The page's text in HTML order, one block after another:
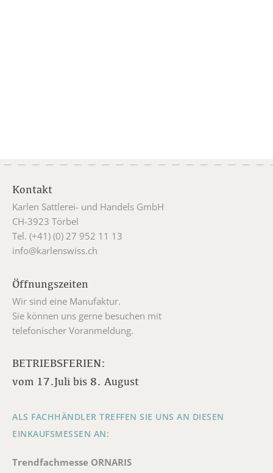
Kontakt
Karlen Sattlerei- und Handels GmbH
CH-3923 Törbel
Tel. (+41) (0) 27 952 11 13
info@karlenswiss.ch
Öffnungszeiten
Wir sind eine Manufaktur.
Sie können uns gerne besuchen mit
telefonischer Voranmeldung.
BETRIEBSFERIEN:
vom 17.Juli bis 8. August
ALS FACHHÄNDLER TREFFEN SIE UNS AN DIESEN
EINKAUFSMESSEN AN:
Trendfachmesse ORNARIS